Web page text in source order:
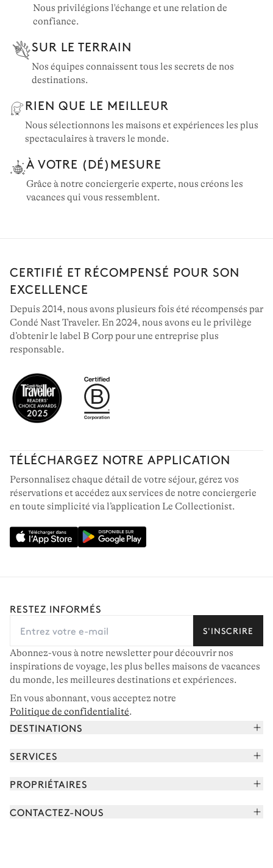
Nous privilégions l'échange et une relation de
confiance.
SUR LE TERRAIN
Nos équipes connaissent tous les secrets de nos
destinations.
RIEN QUE LE MEILLEUR
Nous sélectionnons les maisons et expériences les plus
spectaculaires à travers le monde.
À VOTRE (DÉ)MESURE
Grâce à notre conciergerie experte, nous créons les
vacances qui vous ressemblent.
CERTIFIÉ ET RÉCOMPENSÉ POUR SON
EXCELLENCE
Depuis 2014, nous avons plusieurs fois été récompensés par
Condé Nast Traveler. En 2024, nous avons eu le privilège
d’obtenir le label B Corp pour une entreprise plus
responsable.
TÉLÉCHARGEZ NOTRE APPLICATION
Personnalisez chaque détail de votre séjour, gérez vos
réservations et accédez aux services de notre conciergerie
en toute simplicité via l’application Le Collectionist.
RESTEZ INFORMÉS
S'INSCRIRE
Abonnez-vous à notre newsletter pour découvrir nos
inspirations de voyage, les plus belles maisons de vacances
du monde, les meilleures destinations et expériences.
En vous abonnant, vous acceptez notre
Politique de confidentialité.
DESTINATIONS
Corse
Cap Ferret
SERVICES
Réserver vos vacances
Rencontrer votre concierge
PROPRIÉTAIRES
CONTACTEZ-NOUS